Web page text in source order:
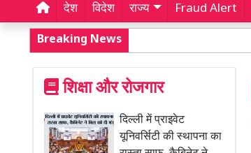
देश विदेश राज्य Fraud Alert
Breaking News
शिक्षा और रोजगार
दिल्ली में प्राइवेट
यूनिवर्सिटी की स्थापना का